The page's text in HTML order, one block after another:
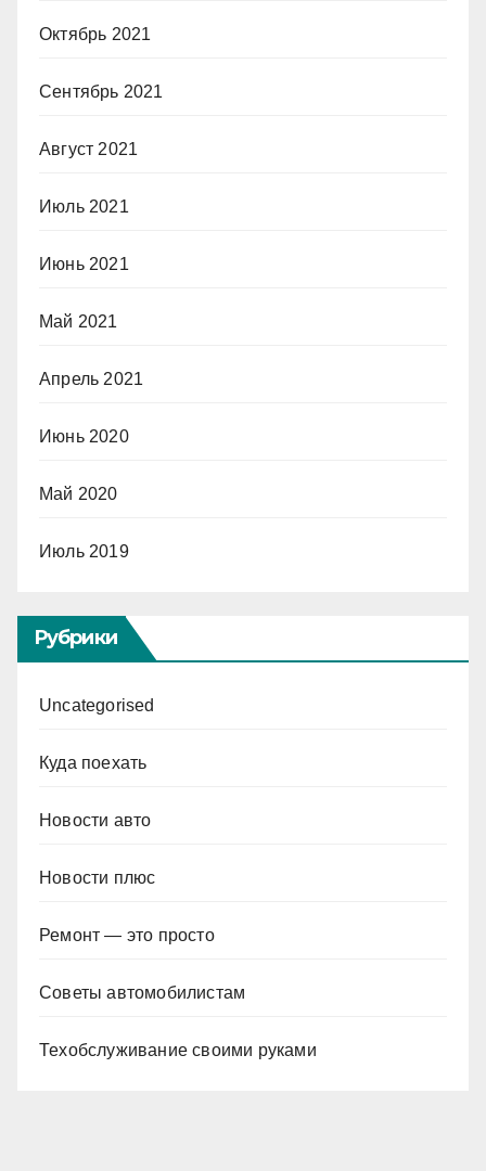
Октябрь 2021
Сентябрь 2021
Август 2021
Июль 2021
Июнь 2021
Май 2021
Апрель 2021
Июнь 2020
Май 2020
Июль 2019
Рубрики
Uncategorised
Куда поехать
Новости авто
Новости плюс
Ремонт — это просто
Советы автомобилистам
Техобслуживание своими руками